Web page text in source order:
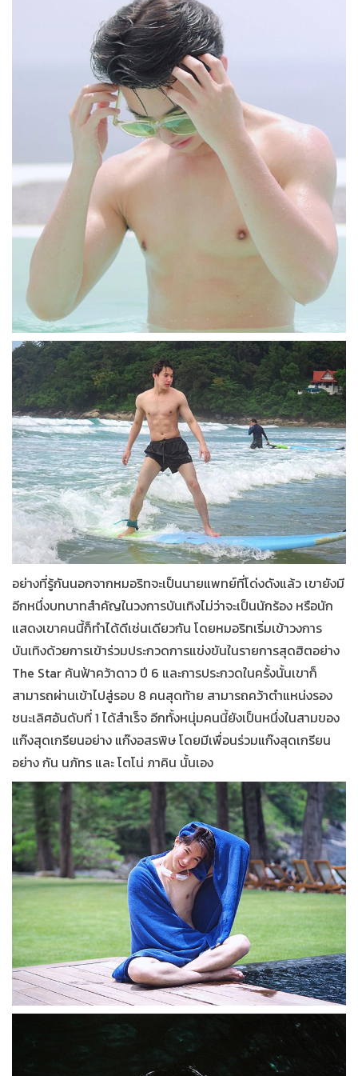
อย่างที่รู้กันนอกจากหมอริทจะเป็นนายแพทย์ที่โด่งดังแล้ว เขายังมี
อีกหนึ่งบทบาทสำคัญในวงการบันเทิงไม่ว่าจะเป็นนักร้อง หรือนัก
แสดงเขาคนนี้ก็ทำได้ดีเช่นเดียวกัน โดยหมอริทเริ่มเข้าวงการ
บันเทิงด้วยการเข้าร่วมประกวดการแข่งขันในรายการสุดฮิตอย่าง
The Star ค้นฟ้าคว้าดาว ปี 6 และการประกวดในครั้งนั้นเขาก็
สามารถผ่านเข้าไปสู่รอบ 8 คนสุดท้าย สามารถคว้าตำแหน่งรอง
ชนะเลิศอันดับที่ 1 ได้สำเร็จ อีกทั้งหนุ่มคนนี้ยังเป็นหนึ่งในสามของ
แก๊งสุดเกรียนอย่าง แก๊งอสรพิษ โดยมีเพื่อนร่วมแก๊งสุดเกรียน
อย่าง กัน นภัทร และ โตโน่ ภาคิน นั้นเอง